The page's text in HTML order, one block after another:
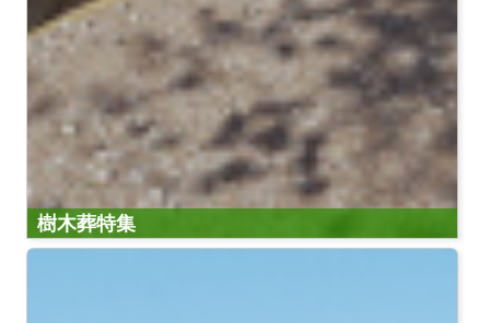
樹木葬特集